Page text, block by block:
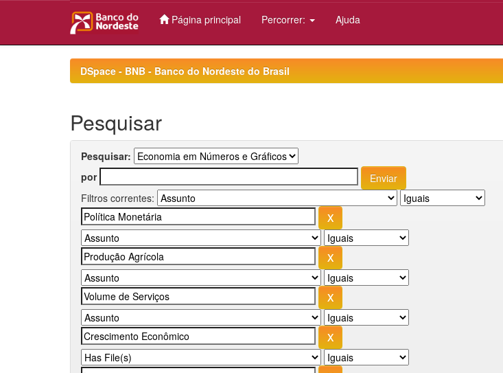
Página principal Percorrer: Ajuda
DSpace - BNB - Banco do Nordeste do Brasil
Pesquisar
Pesquisar:
por
Filtros correntes: